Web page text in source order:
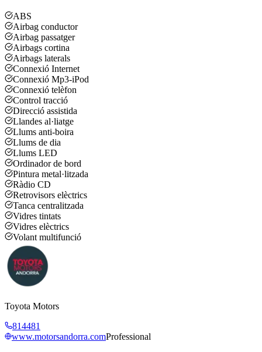
ABS
Airbag conductor
Airbag passatger
Airbags cortina
Airbags laterals
Connexió Internet
Connexió Mp3-iPod
Connexió telèfon
Control tracció
Direcció assistida
Llandes al·liatge
Llums anti-boira
Llums de dia
Llums LED
Ordinador de bord
Pintura metal·litzada
Ràdio CD
Retrovisors elèctrics
Tanca centralitzada
Vidres tintats
Vidres elèctrics
Volant multifunció
Toyota Motors
814481
www.motorsandorra.comProfessional